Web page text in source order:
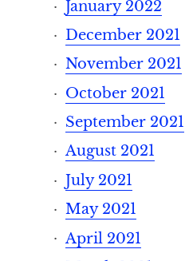
January 2022
December 2021
November 2021
October 2021
September 2021
August 2021
July 2021
May 2021
April 2021